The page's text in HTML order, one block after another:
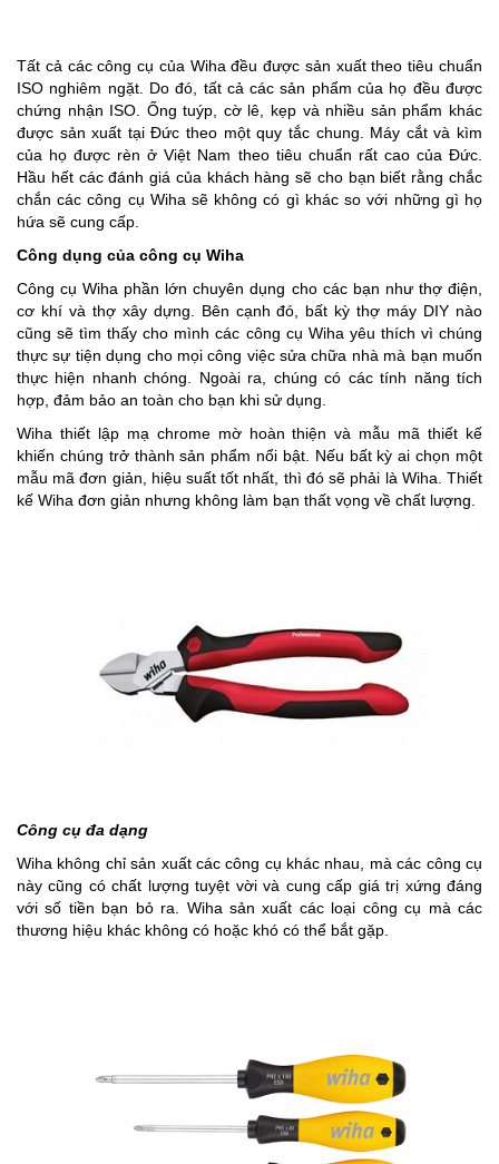
Tất cả các công cụ của Wiha đều được sản xuất theo tiêu chuẩn
ISO nghiêm ngặt. Do đó, tất cả các sản phẩm của họ đều được
chứng nhận ISO. Ống tuýp, cờ lê, kẹp và nhiều sản phẩm khác
được sản xuất tại Đức theo một quy tắc chung. Máy cắt và kìm
của họ được rèn ở Việt Nam theo tiêu chuẩn rất cao của Đức.
Hầu hết các đánh giá của khách hàng sẽ cho bạn biết rằng chắc
chắn các công cụ Wiha sẽ không có gì khác so với những gì họ
hứa sẽ cung cấp.
Công dụng của công cụ Wiha
Công cụ Wiha phần lớn chuyên dụng cho các bạn như thợ điện,
cơ khí và thợ xây dựng. Bên cạnh đó, bất kỳ thợ máy DIY nào
cũng sẽ tìm thấy cho mình các công cụ Wiha yêu thích vì chúng
thực sự tiện dụng cho mọi công việc sửa chữa nhà mà bạn muốn
thực hiện nhanh chóng. Ngoài ra, chúng có các tính năng tích
hợp, đảm bảo an toàn cho bạn khi sử dụng.
Wiha thiết lập mạ chrome mờ hoàn thiện và mẫu mã thiết kế
khiến chúng trở thành sản phẩm nổi bật. Nếu bất kỳ ai chọn một
mẫu mã đơn giản, hiệu suất tốt nhất, thì đó sẽ phải là Wiha. Thiết
kế Wiha đơn giản nhưng không làm bạn thất vọng về chất lượng.
Công cụ đa dạng
Wiha không chỉ sản xuất các công cụ khác nhau, mà các công cụ
này cũng có chất lượng tuyệt vời và cung cấp giá trị xứng đáng
với số tiền bạn bỏ ra. Wiha sản xuất các loại công cụ mà các
thương hiệu khác không có hoặc khó có thể bắt gặp.